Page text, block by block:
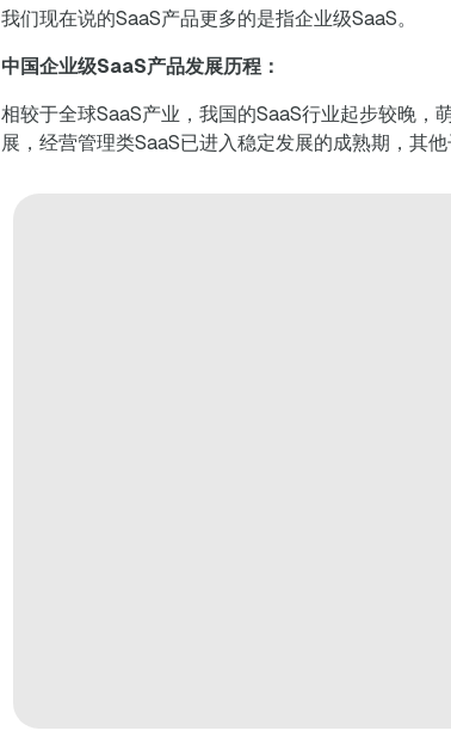
我们现在说的SaaS产品更多的是指企业级SaaS。
中国企业级SaaS产品发展历程：
相较于全球SaaS产业，我国的SaaS行业起步较晚
展，经营管理类SaaS已进入稳定发展的成熟期，其他